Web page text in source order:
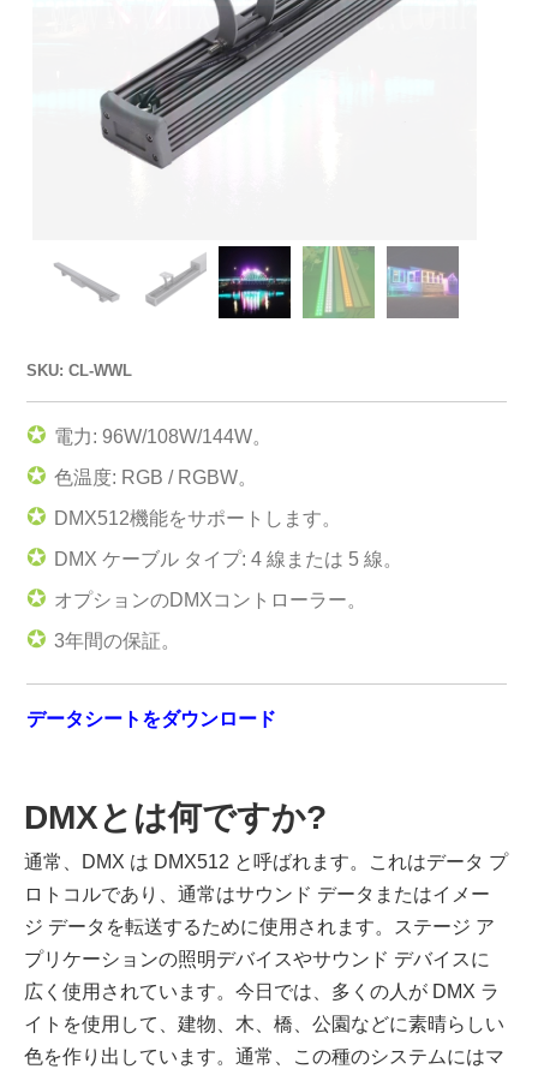
SKU: CL-WWL
✪ 電力: 96W/108W/144W。
✪ 色温度: RGB / RGBW。
✪ DMX512機能をサポートします。
✪ DMX ケーブル タイプ: 4 線または 5 線。
✪ オプションのDMXコントローラー。
✪ 3年間の保証。
データシートをダウンロード
DMXとは何ですか?
通常、DMX は DMX512 と呼ばれます。これはデータ プ
ロトコルであり、通常はサウンド データまたはイメー
ジ データを転送するために使用されます。ステージ ア
プリケーションの照明デバイスやサウンド デバイスに
広く使用されています。今日では、多くの人が DMX ラ
イトを使用して、建物、木、橋、公園などに素晴らしい
色を作り出しています。通常、この種のシステムにはマ